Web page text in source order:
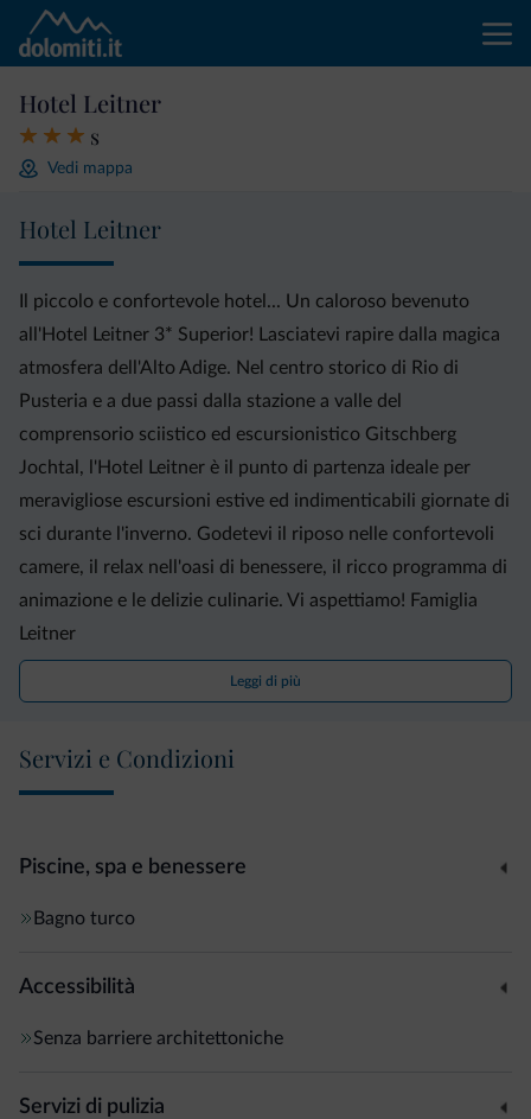
Hotel Leitner
s
Vedi mappa
Hotel Leitner
Il piccolo e confortevole hotel... Un caloroso bevenuto
all'Hotel Leitner 3* Superior! Lasciatevi rapire dalla magica
atmosfera dell'Alto Adige. Nel centro storico di Rio di
Pusteria e a due passi dalla stazione a valle del
comprensorio sciistico ed escursionistico Gitschberg
Jochtal, l'Hotel Leitner è il punto di partenza ideale per
meravigliose escursioni estive ed indimenticabili giornate di
sci durante l'inverno. Godetevi il riposo nelle confortevoli
camere, il relax nell'oasi di benessere, il ricco programma di
animazione e le delizie culinarie. Vi aspettiamo! Famiglia
Leitner
Leggi di più
Servizi e Condizioni
Piscine, spa e benessere
Bagno turco
Accessibilità
Senza barriere architettoniche
Servizi di pulizia